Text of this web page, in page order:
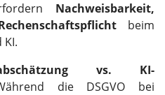
Nachweisbarkeit,
beim
KI.
vs. KI-
die DSGVO bei